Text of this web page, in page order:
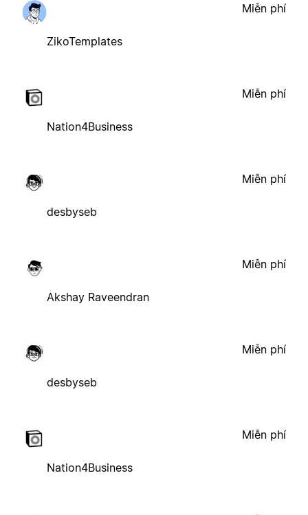
ZikoTemplates
Miễn phí
Nation4Business
Miễn phí
desbyseb
Miễn phí
Akshay Raveendran
Miễn phí
desbyseb
Miễn phí
Nation4Business
Miễn phí